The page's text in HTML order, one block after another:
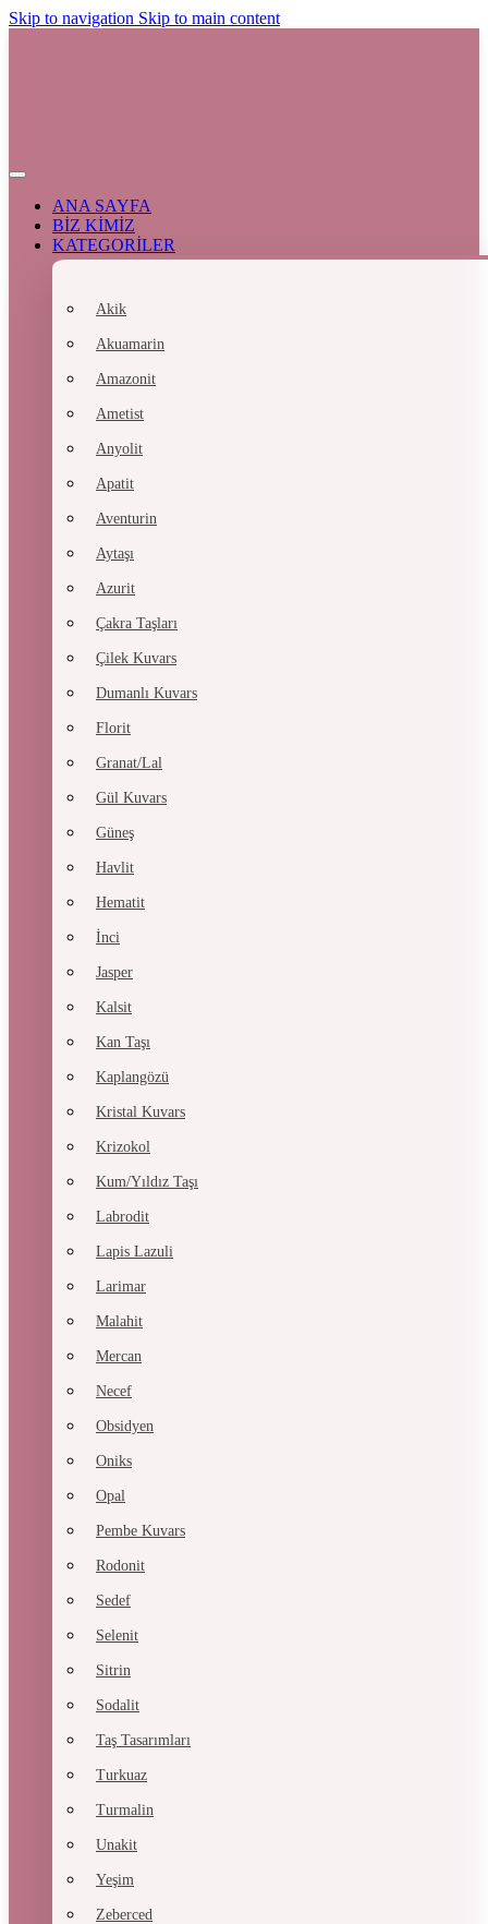
Skip to navigation Skip to main content
ANA SAYFA
BİZ KİMİZ
KATEGORİLER
Akik
Akuamarin
Amazonit
Ametist
Anyolit
Apatit
Aventurin
Aytaşı
Azurit
Çakra Taşları
Çilek Kuvars
Dumanlı Kuvars
Florit
Granat/Lal
Gül Kuvars
Güneş
Havlit
Hematit
İnci
Jasper
Kalsit
Kan Taşı
Kaplangözü
Kristal Kuvars
Krizokol
Kum/Yıldız Taşı
Labrodit
Lapis Lazuli
Larimar
Malahit
Mercan
Necef
Obsidyen
Oniks
Opal
Pembe Kuvars
Rodonit
Sedef
Selenit
Sitrin
Sodalit
Taş Tasarımları
Turkuaz
Turmalin
Unakit
Yeşim
Zeberced